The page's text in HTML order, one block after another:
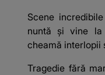
Scene
nuntă și vine
cheamă interlopii
Tragedie fără